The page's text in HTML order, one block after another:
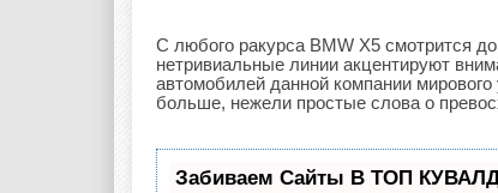
С любого ракурса BMW X5 смотрится
нетривиальные линии акцентируют
автомобилей данной компании
больше, нежели простые слова о
Забиваем Сайты В ТОП